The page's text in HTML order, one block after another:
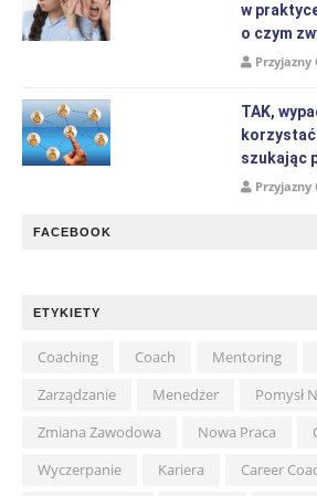
w
o czym
Przyjazny
TAK,
korzystać
szukając
Przyjazny
FACEBOOK
ETYKIETY
Coaching Coach Mentoring
Zarządzanie
Menedżer
Pomysł
Zmiana Zawodowa
Nowa Praca
Wyczerpanie
Kariera
Career